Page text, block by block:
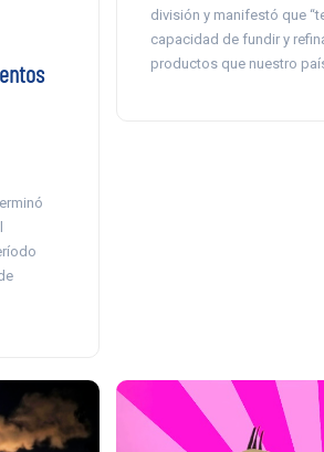
división y manifestó que
capacidad de fundir y
productos que nuestro